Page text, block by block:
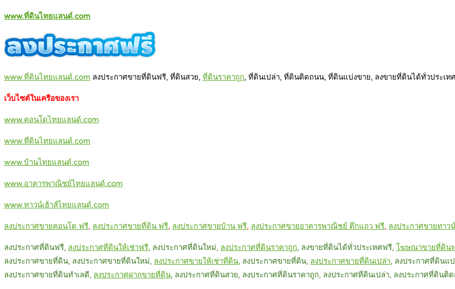
www.ที่ดินไทยแลนด์.com
www.ที่ดินไทยแลนด์.com ลงประกาศขายที่ดินฟรี, ที่ดินสวย, ที่ดินราคาถูก, ที่ดินเปล่า, ที่ดินติดถนน, ที่ดินแบ่งขาย, ลงขายที่ดินได้ทั่วประเท
เว็บไซต์ในเครือของเรา
www.คอนโดไทยแลนด์.com
www.ที่ดินไทยแลนด์.com
www.บ้านไทยแลนด์.com
www.อาคารพาณิชย์ไทยแลนด์.com
www.ทาวน์เฮ้าส์ไทยแลนด์.com
ลงประกาศขายคอนโด ฟรี, ลงประกาศขายที่ดิน ฟรี, ลงประกาศขายบ้าน ฟรี, ลงประกาศขายอาคารพาณิชย์ ตึกแถว ฟรี, ลงประกาศขายทาว
ลงประกาศที่ดินฟรี, ลงประกาศที่ดินให้เช่าฟรี, ลงประกาศที่ดินใหม่, ลงประกาศที่ดินราคาถูก, ลงขายที่ดินได้ทั่วประเทศฟรี, โฆษณาขายที่ดิน
ลงประกาศขายที่ดิน, ลงประกาศขายที่ดินใหม่, ลงประกาศขายให้เช่าที่ดิน, ลงประกาศขายที่ดิน, ลงประกาศขายที่ดินเปล่า, ลงประกาศที่ดินแ
ลงประกาศขายที่ดินทำเลดี, ลงประกาศฝากขายที่ดิน, ลงประกาศที่ดินสวย, ลงประกาศที่ดินราคาถูก, ลงประกาศที่ดินเปล่า, ลงประกาศที่ดินติ